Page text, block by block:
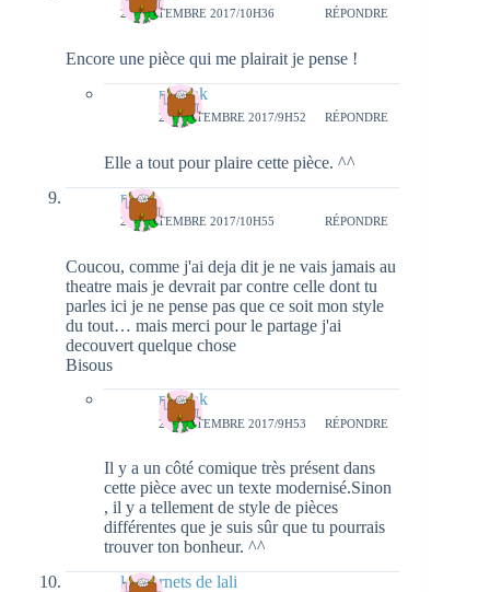
25 SEPTEMBRE 2017/10H36 RÉPONDRE
Encore une pièce qui me plairait je pense !
natieak
27 SEPTEMBRE 2017/9H52 RÉPONDRE
Elle a tout pour plaire cette pièce. ^^
meli
25 SEPTEMBRE 2017/10H55 RÉPONDRE
Coucou, comme j'ai deja dit je ne vais jamais au
theatre mais je devrait par contre celle dont tu
parles ici je ne pense pas que ce soit mon style
du tout… mais merci pour le partage j'ai
decouvert quelque chose
Bisous
natieak
27 SEPTEMBRE 2017/9H53 RÉPONDRE
Il y a un côté comique très présent dans
cette pièce avec un texte modernisé.Sinon
, il y a tellement de style de pièces
différentes que je suis sûr que tu pourrais
trouver ton bonheur. ^^
les carnets de lali